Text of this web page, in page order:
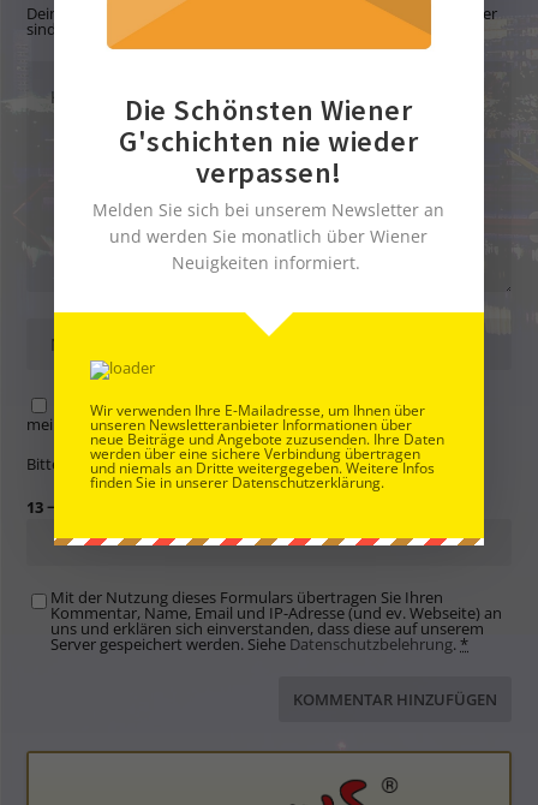
Deine E-Mail-Adresse wird nicht veröffentlicht. Erforderliche Felder
sind mit markiert
Name, E-Mail-Adresse und Website in diesem Browser für
meinen nächsten Kommentar speichern.
Bitte gib eine Antwort in Ziffern ein:
13 − neun =
Mit der Nutzung dieses Formulars übertragen Sie Ihren
Kommentar, Name, Email und IP-Adresse (und ev. Webseite) an
uns und erklären sich einverstanden, dass diese auf unserem
Server gespeichert werden. Siehe Datenschutzbelehrung.*
Die Schönsten Wiener
G'schichten nie wieder
verpassen!
Melden Sie sich bei unserem Newsletter an
und werden Sie monatlich über Wiener
Neuigkeiten informiert.
Wir verwenden Ihre E-Mailadresse, um Ihnen über
unseren Newsletteranbieter Informationen über
neue Beiträge und Angebote zuzusenden. Ihre Daten
werden über eine sichere Verbindung übertragen
und niemals an Dritte weitergegeben. Weitere Infos
finden Sie in unserer Datenschutzerklärung.